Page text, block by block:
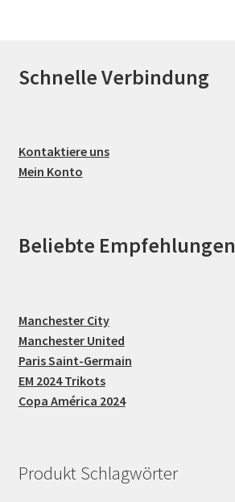
Schnelle Verbindung
Kontaktiere uns
Mein Konto
Beliebte Empfehlungen
Manchester City
Manchester United
Paris Saint-Germain
EM 2024 Trikots
Copa América 2024
Produkt Schlagwörter